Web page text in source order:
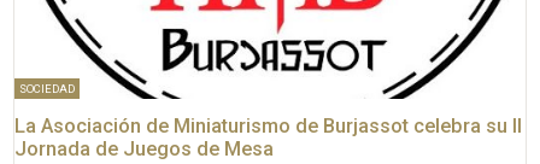
SOCIEDAD
La Asociación de Miniaturismo de Burjassot celebra su II
Jornada de Juegos de Mesa